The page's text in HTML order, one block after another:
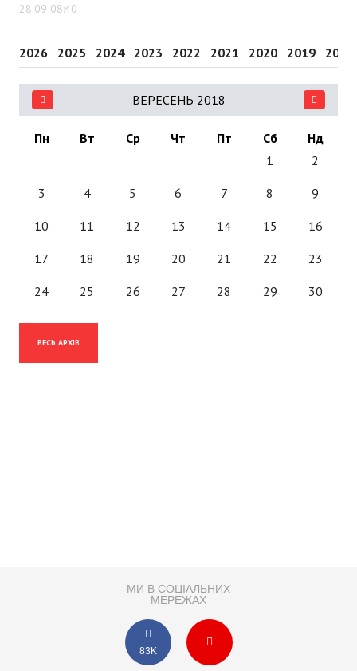
28.09 08:40
2026 2025 2024 2023 2022 2021 2020 2019 2018
ВЕРЕСЕНЬ 2018
Пн Вт Ср Чт Пт Сб
Нд
1
2
3 4 5 6 7 8 9
10 11 12 13 14 15 16
17 18 19 20 21 22 23
24 25 26 27 28 29 30
ВЕСЬ АРХІВ
МИ В СОЦІАЛЬНИХ
МЕРЕЖАХ
83K